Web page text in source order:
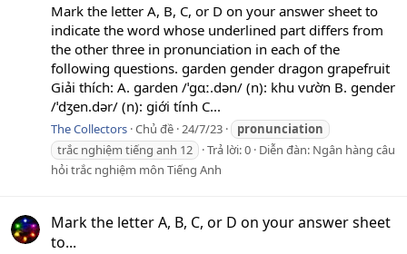
Mark the letter A, B, C, or D on your answer sheet to
indicate the word whose underlined part differs from
the other three in pronunciation in each of the
following questions. garden gender dragon grapefruit
Giải thích: A. garden /ˈɡɑː.dən/ (n): khu vườn B. gender
/ˈdʒen.dər/ (n): giới tính C...
The Collectors Chủ đề 24/7/23
pronunciation
trắc nghiệm tiếng anh 12
Trả lời: 0 Diễn đàn: Ngân hàng câu
hỏi trắc nghiệm môn Tiếng Anh
Mark the letter A, B, C, or D on your answer sheet
to...